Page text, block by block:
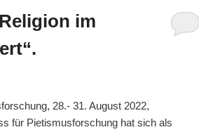
im
28.- 31. August 2022,
für Pietismusforschung hat sich als